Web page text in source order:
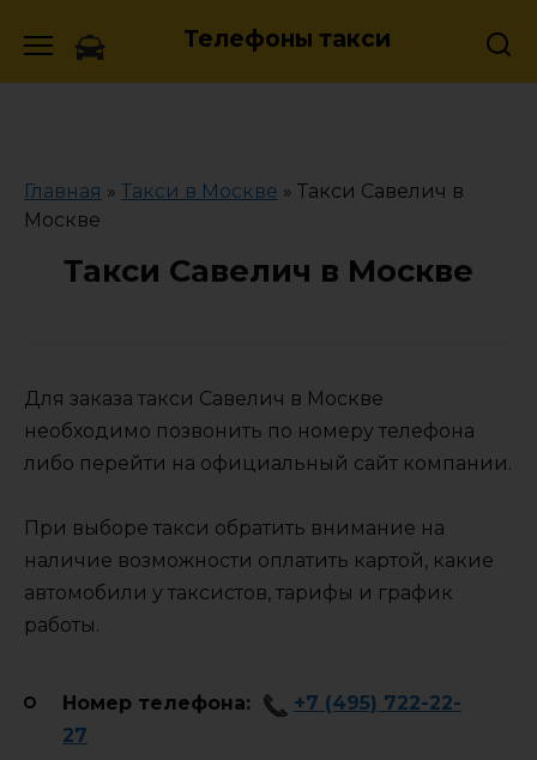
Телефоны такси
Главная » Такси в Москве » Такси Савелич в
Москве
Такси Савелич в Москве
Для заказа такси Савелич в Москве
необходимо позвонить по номеру телефона
либо перейти на официальный сайт компании.
При выборе такси обратить внимание на
наличие возможности оплатить картой, какие
автомобили у таксистов, тарифы и график
работы.
Номер телефона:
+7 (495) 722-22-
27